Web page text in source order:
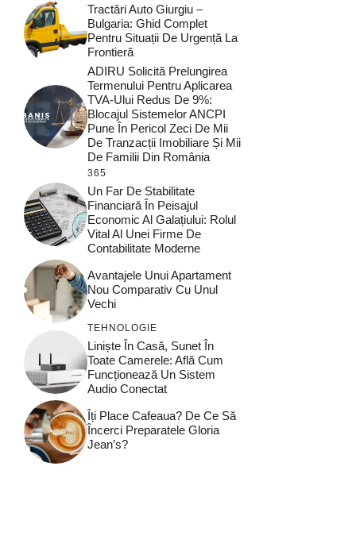
Tractări Auto Giurgiu –
Bulgaria: Ghid Complet
Pentru Situații De Urgență La
Frontieră
ADIRU Solicită Prelungirea
Termenului Pentru Aplicarea
TVA-Ului Redus De 9%:
Blocajul Sistemelor ANCPI
Pune În Pericol Zeci De Mii
De Tranzacții Imobiliare Și Mii
De Familii Din România
365
Un Far De Stabilitate
Financiară În Peisajul
Economic Al Galațiului: Rolul
Vital Al Unei Firme De
Contabilitate Moderne
Avantajele Unui Apartament
Nou Comparativ Cu Unul
Vechi
TEHNOLOGIE
Liniște În Casă, Sunet În
Toate Camerele: Află Cum
Funcționează Un Sistem
Audio Conectat
Îți Place Cafeaua? De Ce Să
Încerci Preparatele Gloria
Jean’s?